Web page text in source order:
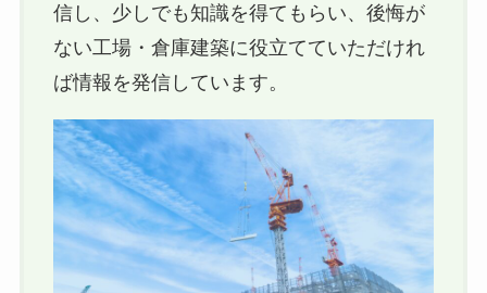
信し、少しでも知識を得てもらい、後悔が
ない工場・倉庫建築に役立てていただけれ
ば情報を発信しています。